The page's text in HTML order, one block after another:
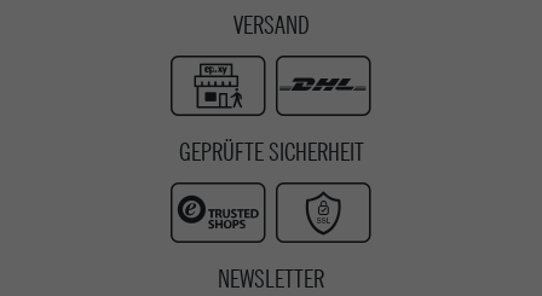
VERSAND
GEPRÜFTE SICHERHEIT
NEWSLETTER